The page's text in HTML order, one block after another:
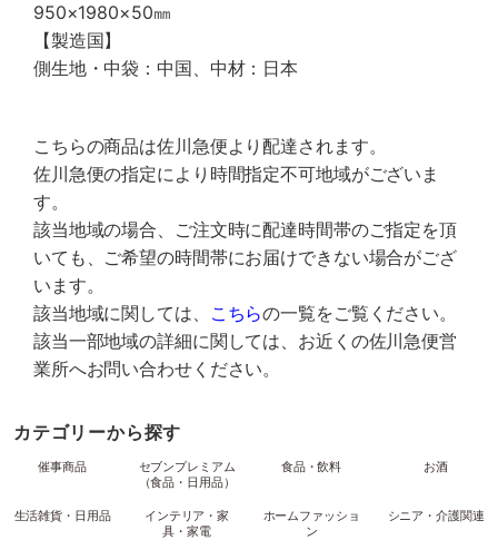
950×1980×50㎜
【製造国】
側生地・中袋：中国、中材：日本
こちらの商品は佐川急便より配達されます。
佐川急便の指定により時間指定不可地域がございま
す。
該当地域の場合、ご注文時に配達時間帯のご指定を頂
いても、ご希望の時間帯にお届けできない場合がござ
います。
該当地域に関しては、
こちらの一覧をご覧ください。
該当一部地域の詳細に関しては、お近くの佐川急便営
業所へお問い合わせください。
カテゴリーから探す
催事商品
セブンプレミアム
（食品・日用品）
食品・飲料 お酒
生活雑貨・日用品
インテリア・家
具・家電
ホームファッショ
ン
シニア・介護関連